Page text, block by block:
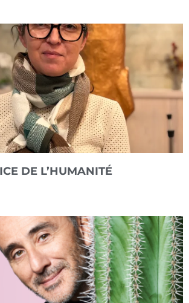
DE L’HUMANITÉ